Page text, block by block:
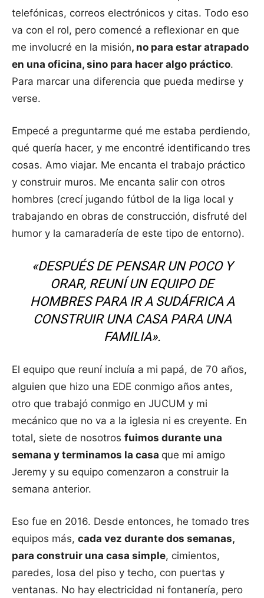
telefónicas, correos electrónicos y citas. Todo eso
va con el rol, pero comencé a reflexionar en que
me involucré en la misión, no para estar atrapado
en una oficina, sino para hacer algo práctico.
Para marcar una diferencia que pueda medirse y
verse.
Empecé a preguntarme qué me estaba perdiendo,
qué quería hacer, y me encontré identificando tres
cosas. Amo viajar. Me encanta el trabajo práctico
y construir muros. Me encanta salir con otros
hombres (crecí jugando fútbol de la liga local y
trabajando en obras de construcción, disfruté del
humor y la camaradería de este tipo de entorno).
«DESPUÉS DE PENSAR UN POCO Y
ORAR, REUNÍ UN EQUIPO DE
HOMBRES PARA IR A SUDÁFRICA A
CONSTRUIR UNA CASA PARA UNA
FAMILIA».
El equipo que reuní incluía a mi papá, de 70 años,
alguien que hizo una EDE conmigo años antes,
otro que trabajó conmigo en JUCUM y mi
mecánico que no va a la iglesia ni es creyente. En
total, siete de nosotros fuimos durante una
semana y terminamos la casa que mi amigo
Jeremy y su equipo comenzaron a construir la
semana anterior.
Eso fue en 2016. Desde entonces, he tomado tres
equipos más, cada vez durante dos semanas,
para construir una casa simple, cimientos,
paredes, losa del piso y techo, con puertas y
ventanas. No hay electricidad ni fontanería, pero